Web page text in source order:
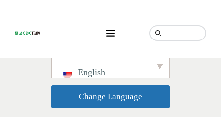
speaking a different language.
Do you want to change to:
English
Change Language